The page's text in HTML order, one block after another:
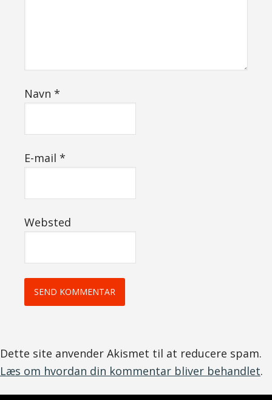
Navn *
E-mail *
Websted
Dette site anvender Akismet til at reducere spam.
Læs om hvordan din kommentar bliver behandlet.